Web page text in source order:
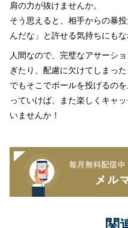
肩の力が抜けませんか。
そう思えると、相手からの暴
んだな」と許せる気持ちにもな
人間なので、完璧なアサーシ
ぎたり、配慮に欠けてしまっ
でもそこでボールを投げるの
っていけば、また楽しくキャ
いませんか！
関